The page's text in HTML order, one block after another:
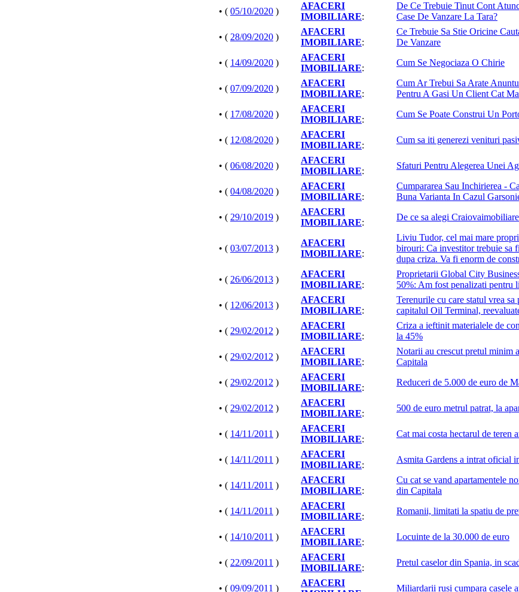
• ( 05/10/2020 )
AFACERI
IMOBILIARE:
De Ce Trebuie Tinut Cont
Case De Vanzare La Tara?
• ( 28/09/2020 )
AFACERI
IMOBILIARE:
Ce Trebuie Sa Stie Oricine
De Vanzare
• ( 14/09/2020 )
AFACERI
IMOBILIARE:
Cum Se Negociaza O Chirie
• ( 07/09/2020 )
AFACERI
IMOBILIARE:
Cum Ar Trebui Sa Arate
Pentru A Gasi Un Client Cat
• ( 17/08/2020 )
AFACERI
IMOBILIARE:
Cum Se Poate Construi Un
• ( 12/08/2020 )
AFACERI
IMOBILIARE:
Cum sa iti generezi venituri
• ( 06/08/2020 )
AFACERI
IMOBILIARE:
Sfaturi Pentru Alegerea Unei
• ( 04/08/2020 )
AFACERI
IMOBILIARE:
Cumpararea Sau Inchirierea -
Buna Varianta In Cazul
• ( 29/10/2019 )
AFACERI
IMOBILIARE:
De ce sa alegi
• ( 03/07/2013 )
AFACERI
IMOBILIARE:
Liviu Tudor, cel mai mare
birouri: Ca investitor trebuie sa
dupa criza. Va fi enorm de
• ( 26/06/2013 )
AFACERI
IMOBILIARE:
Proprietarii Global City
50%: Am fost penalizati pentru
• ( 12/06/2013 )
AFACERI
IMOBILIARE:
Terenurile cu care statul vrea sa
capitalul Oil Terminal,
• ( 29/02/2012 )
AFACERI
IMOBILIARE:
Criza a ieftinit materialele de
la 45%
• ( 29/02/2012 )
AFACERI
IMOBILIARE:
Notarii au crescut pretul minim
Capitala
• ( 29/02/2012 )
AFACERI
IMOBILIARE:
Reduceri de 5.000 de euro de
• ( 29/02/2012 )
AFACERI
IMOBILIARE:
500 de euro metrul patrat, la
• ( 14/11/2011 )
AFACERI
IMOBILIARE:
Cat mai costa hectarul de teren
• ( 14/11/2011 )
AFACERI
IMOBILIARE:
Asmita Gardens a intrat oficial
• ( 14/11/2011 )
AFACERI
IMOBILIARE:
Cu cat se vand apartamentele
din Capitala
• ( 14/11/2011 )
AFACERI
IMOBILIARE:
Romanii, limitati la spatiu de
• ( 14/10/2011 )
AFACERI
IMOBILIARE:
Locuinte de la 30.000 de euro
• ( 22/09/2011 )
AFACERI
IMOBILIARE:
Pretul caselor din Spania, in
• ( 09/09/2011 )
AFACERI
Miliardarii rusi cumpara casele